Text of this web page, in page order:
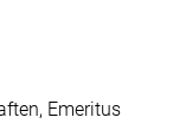
Emeritus